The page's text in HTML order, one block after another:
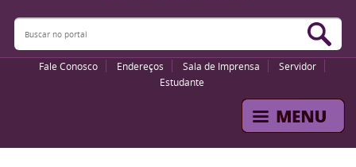
Buscar no portal
Fale Conosco Endereços Sala de Imprensa
Servidor
Estudante